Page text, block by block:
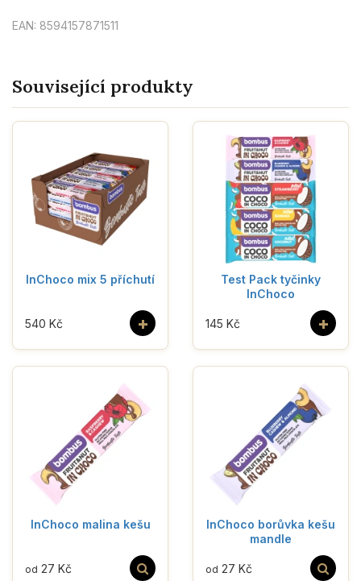
EAN: 8594157871511
Související produkty
InChoco mix 5 příchutí
+
540 Kč
Test Pack tyčinky
InChoco
+
145 Kč
InChoco malina kešu
od 27 Kč
InChoco borůvka kešu
mandle
od 27 Kč